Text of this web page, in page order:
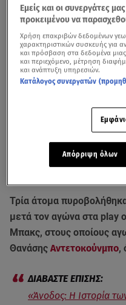
Τρία άτομα
μετά τον αγώνα στα play
Μπακς, στους οποίους
Θανάσης Αντετοκούνμπο,
«Άνοδος: Η Ιστορία
Εμείς και οι συνεργάτες
προκειμένου να
Χρήση επακριβών δεδομένων
χαρακτηριστικών συσκευής για
και πρόσβαση στα δεδομένα
και περιεχόμενο, μέτρηση
και ανάπτυξη υπηρεσιών.
Κατάλογος συνεργατών
Απόρριψη όλων